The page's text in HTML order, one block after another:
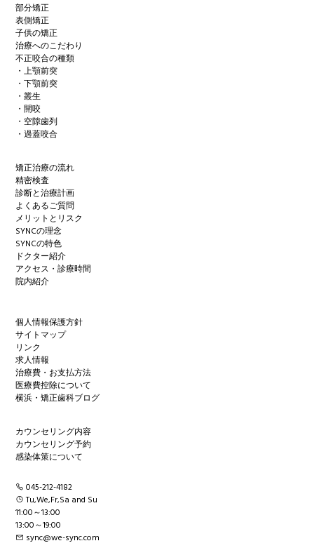
部分矯正
表側矯正
子供の矯正
治療へのこだわり
不正咬合の種類
・上顎前突
・下顎前突
・叢生
・開咬
・空隙歯列
・過蓋咬合
矯正治療の流れ
精密検査
診断と治療計画
よくあるご質問
メリットとリスク
SYNCの理念
SYNCの特色
ドクター紹介
アクセス・診療時間
院内紹介
個人情報保護方針
サイトマップ
リンク
求人情報
治療費・お支払方法
医療費控除について
横浜・矯正歯科ブログ
カウンセリング内容
カウンセリング予約
感染体策について
045-212-4182
Tu,We,Fr,Sa and Su
11:00～13:00
13:00～19:00
sync@we-sync.com